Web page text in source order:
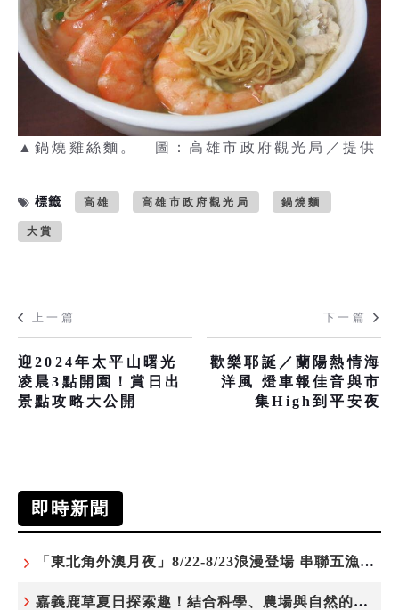
▲鍋燒雞絲麵。 圖：高雄市政府觀光局／提供
標籤 高雄 高雄市政府觀光局 鍋燒麵
大賞
上一篇
迎2024年太平山曙光
凌晨3點開園！賞日出
景點攻略大公開
下一篇
歡樂耶誕／蘭陽熱情海
洋風 燈車報佳音與市
集High到平安夜
即時新聞
「東北角外澳月夜」8/22-8/23浪漫登場 串聯五漁村、音樂、市集、火舞與慢旅共度夏夜
嘉義鹿草夏日探索趣！結合科學、農場與自然的親子小旅行